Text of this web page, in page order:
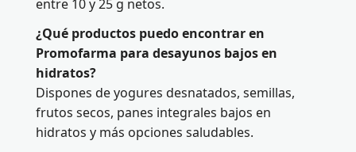
entre 10 y 25 g netos.
¿Qué productos puedo encontrar en
Promofarma para desayunos bajos en
hidratos?
Dispones de yogures desnatados, semillas,
frutos secos, panes integrales bajos en
hidratos y más opciones saludables.